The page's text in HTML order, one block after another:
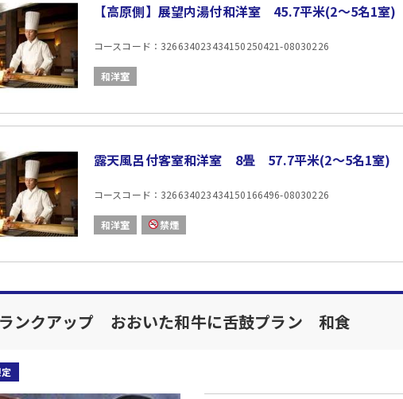
【高原側】展望内湯付和洋室 45.7平米(2〜5名1室)
コースコード：326634023434150250421-08030226
和洋室
露天風呂付客室和洋室 8畳 57.7平米(2〜5名1室)
コースコード：326634023434150166496-08030226
和洋室 禁煙
ンクアップ おおいた和牛に舌鼓プラン 和食